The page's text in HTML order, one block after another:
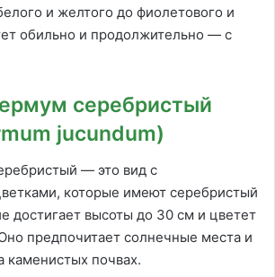
и желтого до фиолетового и
обильно и продолжительно — с
серебристый
jucundum)
— это вид с
которые имеют серебристый
достигает высоты до 30 см и цветет
предпочитает солнечные места и
каменистых почвах.